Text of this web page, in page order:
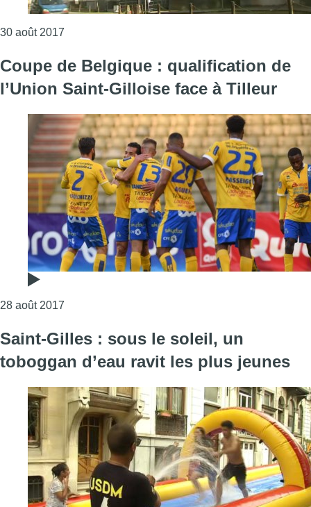
30 août 2017
Coupe de Belgique : qualification de
l’Union Saint-Gilloise face à Tilleur
28 août 2017
Saint-Gilles : sous le soleil, un
toboggan d’eau ravit les plus jeunes